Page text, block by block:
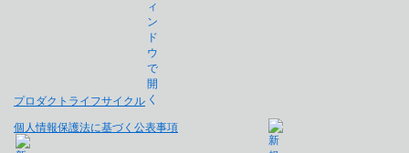
プロダクトライフサイクル
個人情報保護法に基づく公表事項